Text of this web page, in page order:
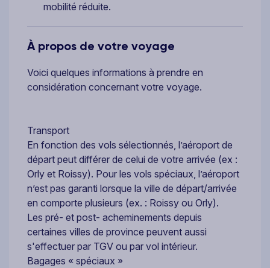
mobilité réduite.
À propos de votre voyage
Voici quelques informations à prendre en
considération concernant votre voyage.
Transport
En fonction des vols sélectionnés, l’aéroport de
départ peut différer de celui de votre arrivée (ex :
Orly et Roissy). Pour les vols spéciaux, l’aéroport
n’est pas garanti lorsque la ville de départ/arrivée
en comporte plusieurs (ex. : Roissy ou Orly).
Les pré- et post- acheminements depuis
certaines villes de province peuvent aussi
s'effectuer par TGV ou par vol intérieur.
Bagages « spéciaux »